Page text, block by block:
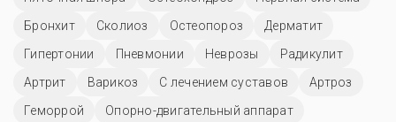
Бронхит
Сколиоз Остеопороз
Дерматит
Гипертонии
Пневмонии Неврозы
Радикулит
Артрит
Варикоз С лечением суставов
Артроз
Геморрой
Опорно-двигательный аппарат